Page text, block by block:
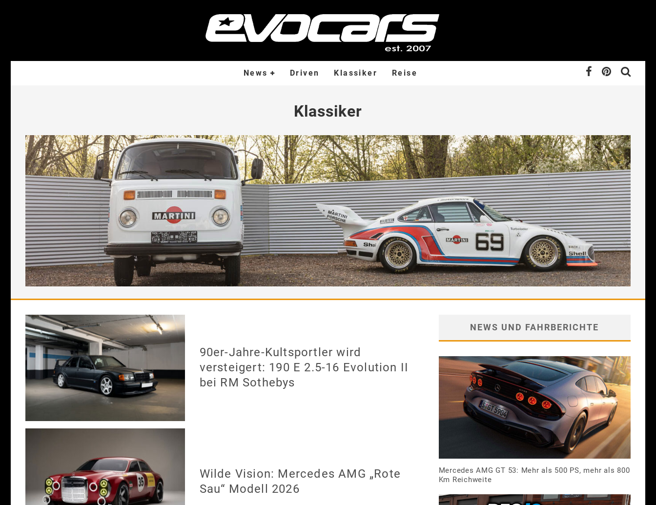
News Driven Klassiker Reise
Klassiker
90er-Jahre-Kultsportler wird
versteigert: 190 E 2.5-16 Evolution II
bei RM Sothebys
Wilde Vision: Mercedes AMG „Rote
Sau“ Modell 2026
NEWS UND FAHRBERICHTE
Mercedes AMG GT 53: Mehr als 500 PS, mehr als 800
Km Reichweite